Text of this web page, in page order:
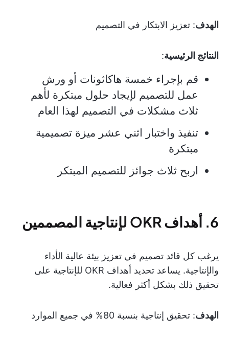
الهدف: تعزيز الابتكار في التصميم
النتائج الرئيسية:
قم بإجراء خمسة هاكاثونات أو ورش
عمل للتصميم لإيجاد حلول مبتكرة لأهم
ثلاث مشكلات في التصميم لهذا العام
تنفيذ واختبار اثني عشر ميزة تصميمية
مبتكرة
اربح ثلاث جوائز للتصميم المبتكر
6. أهداف OKR لإنتاجية المصممين
يرغب كل قائد تصميم في تعزيز بيئة عالية الأداء
والإنتاجية. يساعد تحديد أهداف OKR للإنتاجية على
تحقيق ذلك بشكل أكثر فعالية.
الهدف: تحقيق إنتاجية بنسبة 80% في جميع الموارد